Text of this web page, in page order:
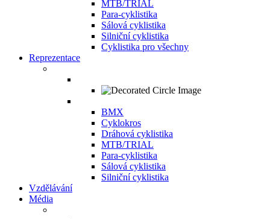
MTB/TRIAL
Para-cyklistika
Sálová cyklistika
Silniční cyklistika
Cyklistika pro všechny
Reprezentace
BMX
Cyklokros
Dráhová cyklistika
MTB/TRIAL
Para-cyklistika
Sálová cyklistika
Silniční cyklistika
Vzdělávání
Média